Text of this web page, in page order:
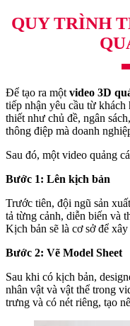
QUY TRÌNH
Để tạo ra một video 3D
tiếp nhận yêu cầu từ
thiết như chủ đề, ngân
thông điệp mà doanh
Sau đó, một video quảng
Bước 1: Lên kịch bản
Trước tiên, đội ngũ sản
tả từng cảnh, diễn biến và
Kịch bản sẽ là cơ sở để
Bước 2: Vẽ Model Sheet
Sau khi có kịch bản,
nhân vật và vật thể trong
trưng và có nét riêng, tạo